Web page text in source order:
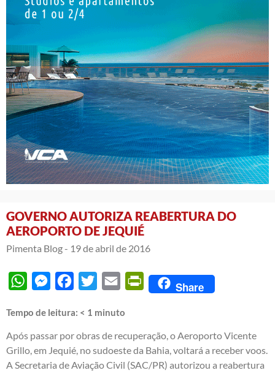
GOVERNO AUTORIZA REABERTURA DO
AEROPORTO DE JEQUIÉ
Pimenta Blog - 19 de abril de 2016
WhatsAppMessengerFacebook
Twitter Email PrintFriendly
Share
Tempo de leitura: < 1 minuto
Após passar por obras de recuperação, o Aeroporto Vicente
Grillo, em Jequié, no sudoeste da Bahia, voltará a receber voos.
A Secretaria de Aviação Civil (SAC/PR) autorizou a reabertura